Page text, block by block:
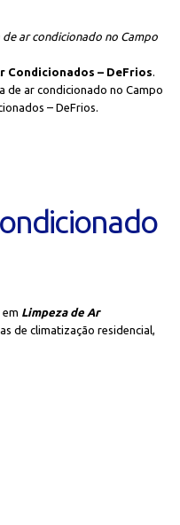
ar condicionado no Campo
Condicionados – DeFrios.
de ar condicionado no Campo
– DeFrios.
Limpeza de Ar
de climatização residencial,